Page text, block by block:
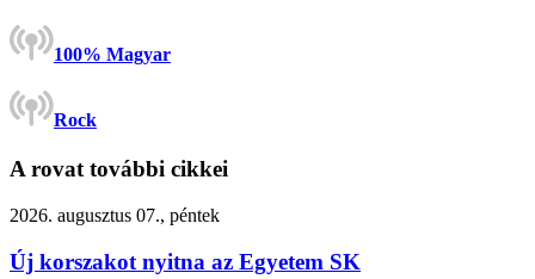
100% Magyar
Rock
A rovat további cikkei
2026. augusztus 07., péntek
Új korszakot nyitna az Egyetem SK